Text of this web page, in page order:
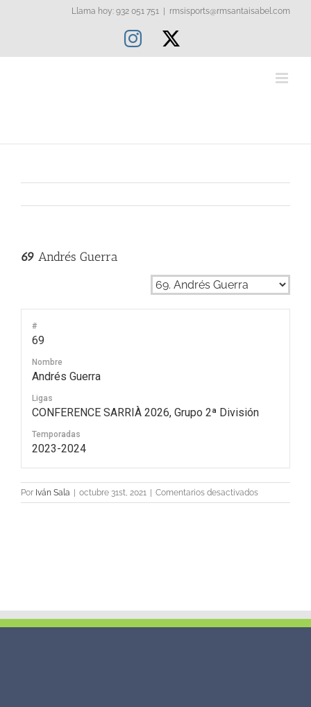
Llama hoy: 932 051 751 rmsisports@rmsantaisabel.com
Instagram
69 Andrés Guerra
#
69
Nombre
Andrés Guerra
Ligas
CONFERENCE SARRIÀ 2026, Grupo 2ª División
Temporadas
2023-2024
Por Iván Sala octubre 31st, 2021 Comentarios desactivadosen
69